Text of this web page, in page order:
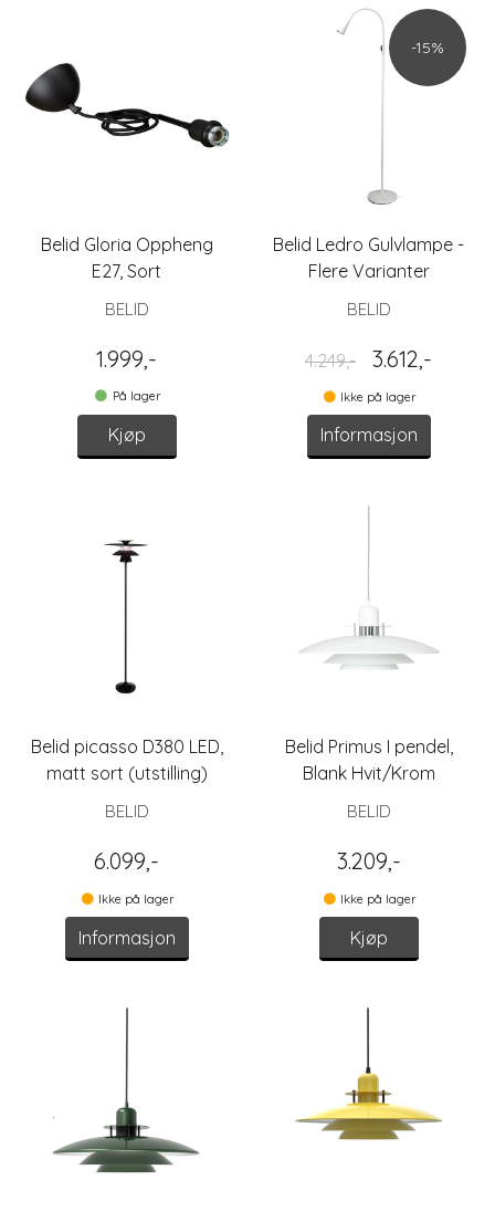
Belid Gloria Oppheng
E27, Sort
BELID
1.999,-
På lager
Kjøp
-15%
Belid Ledro Gulvlampe -
Flere Varianter
BELID
4.249,- 3.612,-
Ikke på lager
Informasjon
Belid picasso D380 LED,
matt sort (utstilling)
BELID
6.099,-
Ikke på lager
Informasjon
Belid Primus I pendel,
Blank Hvit/Krom
BELID
3.209,-
Ikke på lager
Kjøp